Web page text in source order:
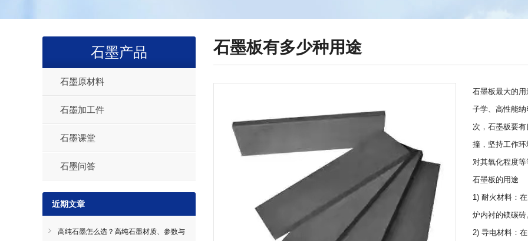
石墨板有多少种用途
石墨板最大的
子学、高性能
次，石墨板要
撞，坚持工作
对其氧化程度等
石墨板的用途
1) 耐火材料：
炉内衬的镁碳砖
2) 导电材料：
石墨产品
石墨原材料
石墨加工件
石墨课堂
石墨问答
近期文章
高纯石墨怎么选？高纯石墨材质、参数与